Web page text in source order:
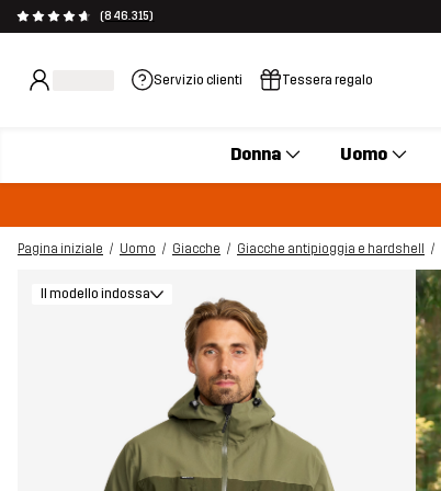
(846.315)
Servizio clienti Tessera regalo
Donna Uomo
Pagina iniziale Uomo Giacche Giacche antipioggia e hardshell
Il modello indossa